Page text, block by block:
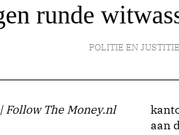
runde
POLITIE EN JUSTITIE
Follow The Money.nl
aan